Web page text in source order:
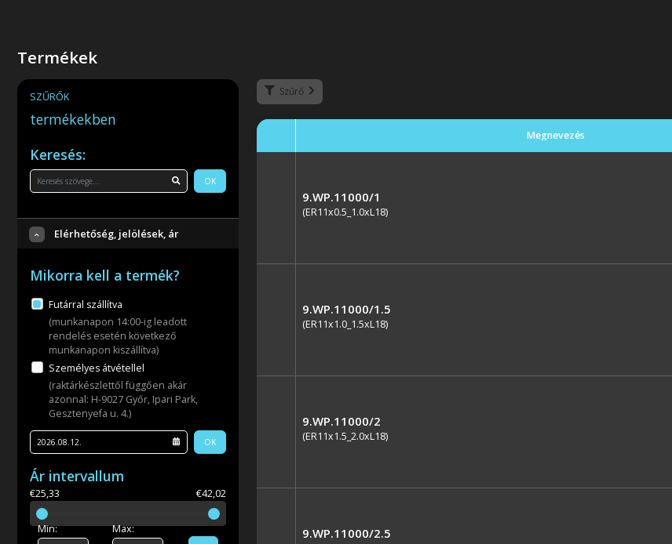
Termékek
SZŰRŐK
termékekben
Keresés:
OK
Elérhetőség, jelölések, ár
Mikorra kell a termék?
Futárral szállítva
(munkanapon 14:00-ig leadott
rendelés esetén következő
munkanapon kiszállítva)
Személyes átvétellel
(raktárkészlettől függően akár
azonnal: H-9027 Győr, Ipari Park,
Gesztenyefa u. 4.)
OK
Ár intervallum
€25,33 €42,02
Min: Max:
Szűrő
Megnevezés
9.WP.11000/1
(ER11x0.5_1.0xL18)
9.WP.11000/1.5
(ER11x1.0_1.5xL18)
9.WP.11000/2
(ER11x1.5_2.0xL18)
9.WP.11000/2.5